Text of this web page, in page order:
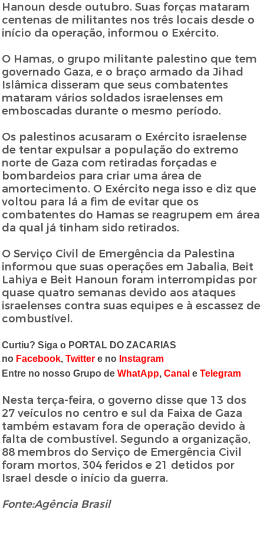
Hanoun desde outubro. Suas forças mataram
centenas de militantes nos três locais desde o
início da operação, informou o Exército.
O Hamas, o grupo militante palestino que tem
governado Gaza, e o braço armado da Jihad
Islâmica disseram que seus combatentes
mataram vários soldados israelenses em
emboscadas durante o mesmo período.
Os palestinos acusaram o Exército israelense
de tentar expulsar a população do extremo
norte de Gaza com retiradas forçadas e
bombardeios para criar uma área de
amortecimento. O Exército nega isso e diz que
voltou para lá a fim de evitar que os
combatentes do Hamas se reagrupem em área
da qual já tinham sido retirados.
O Serviço Civil de Emergência da Palestina
informou que suas operações em Jabalia, Beit
Lahiya e Beit Hanoun foram interrompidas por
quase quatro semanas devido aos ataques
israelenses contra suas equipes e à escassez de
combustível.
Curtiu? Siga o PORTAL DO ZACARIAS
no Facebook,Twitter e no Instagram
Entre no nosso Grupo deWhatApp,Canal eTelegram
Nesta terça-feira, o governo disse que 13 dos
27 veículos no centro e sul da Faixa de Gaza
também estavam fora de operação devido à
falta de combustível. Segundo a organização,
88 membros do Serviço de Emergência Civil
foram mortos, 304 feridos e 21 detidos por
Israel desde o início da guerra.
Fonte:Agência Brasil